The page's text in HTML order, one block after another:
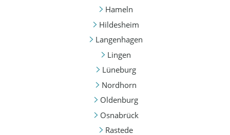
Hameln
Hildesheim
Langenhagen
Lingen
Lüneburg
Nordhorn
Oldenburg
Osnabrück
Rastede